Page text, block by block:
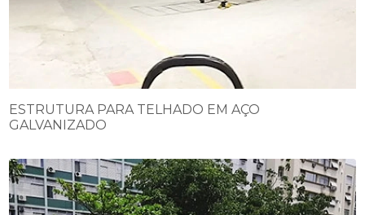
ESTRUTURA PARA TELHADO EM AÇO
GALVANIZADO